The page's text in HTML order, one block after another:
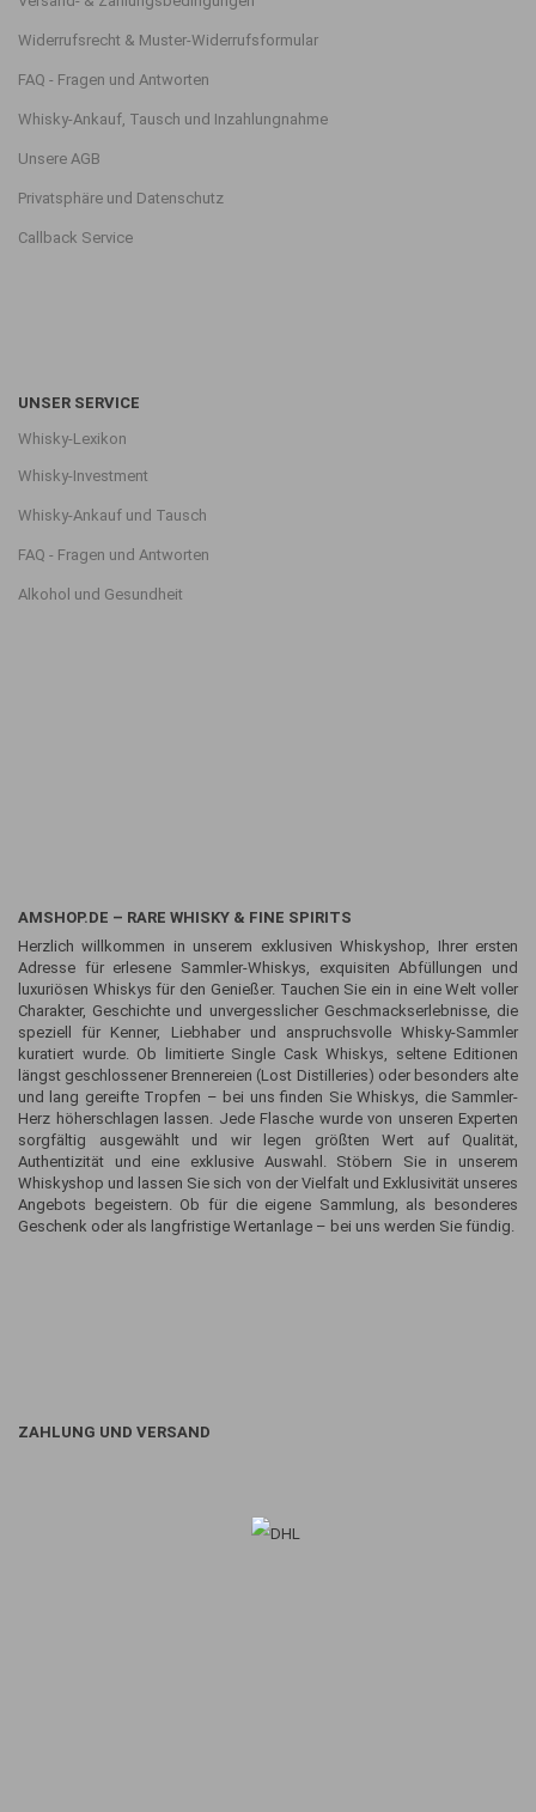
Widerrufsrecht & Muster-Widerrufsformular
FAQ - Fragen und Antworten
Whisky-Ankauf, Tausch und Inzahlungnahme
Unsere AGB
Privatsphäre und Datenschutz
Callback Service
UNSER SERVICE
Whisky-Lexikon
Whisky-Investment
Whisky-Ankauf und Tausch
FAQ - Fragen und Antworten
Alkohol und Gesundheit
AMSHOP.DE – RARE WHISKY & FINE SPIRITS
Herzlich willkommen in unserem exklusiven Whiskyshop, Ihrer ersten
Adresse für erlesene Sammler-Whiskys, exquisiten Abfüllungen und
luxuriösen Whiskys für den Genießer. Tauchen Sie ein in eine Welt voller
Charakter, Geschichte und unvergesslicher Geschmackserlebnisse, die
speziell für Kenner, Liebhaber und anspruchsvolle Whisky-Sammler
kuratiert wurde. Ob limitierte Single Cask Whiskys, seltene Editionen
längst geschlossener Brennereien (Lost Distilleries) oder besonders alte
und lang gereifte Tropfen – bei uns finden Sie Whiskys, die Sammler-
Herz höherschlagen lassen. Jede Flasche wurde von unseren Experten
sorgfältig ausgewählt und wir legen größten Wert auf Qualität,
Authentizität und eine exklusive Auswahl. Stöbern Sie in unserem
Whiskyshop und lassen Sie sich von der Vielfalt und Exklusivität unseres
Angebots begeistern. Ob für die eigene Sammlung, als besonderes
Geschenk oder als langfristige Wertanlage – bei uns werden Sie fündig.
ZAHLUNG UND VERSAND